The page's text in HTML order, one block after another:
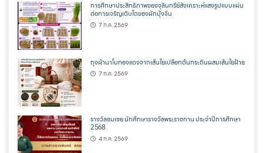
การศึกษาประสิทธิภาพของจุลินทรีย์สังเคราะห์แสงรูปแบบแผ่น
ต่อการเจริญเติบโตของผักบุ้งจีน
7 ก.ค. 2569
ถุงผ้านาโนทองแดงจากเส้นใยเปลือกต้นกระถินผสมเส้นใยฝ้าย
7 ก.ค. 2569
รางวัลชมเชย นักศึกษารางวัลพระราชทาน ประจำปีการศึกษา
2568
4 ก.ค. 2569